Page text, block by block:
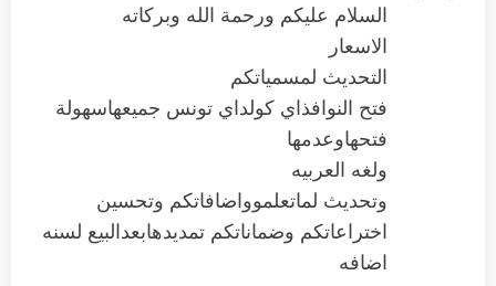
السلام عليكم ورحمة الله وبركاته
الاسعار
التحديث لمسمياتكم
فتح النوافذاي كولداي تونس جميعهاسهولة
فتحهاوعدمها
ولغه العربيه
وتحديث لماتعلموواضافاتكم وتحسين
اختراعاتكم وضماناتكم تمديدهابعدالبيع لسنه
اضافه